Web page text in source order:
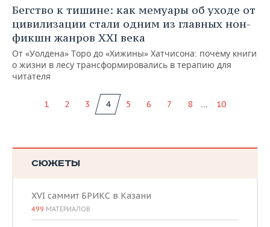
Бегство к тишине: как мемуары об уходе от
цивилизации стали одним из главных нон-
фикшн жанров XXI века
От «Уолдена» Торо до «Хижины» Хатчисона: почему книги
о жизни в лесу трансформировались в терапию для
читателя
1 2 3 4 5 6 7 8 ... 10
СЮЖЕТЫ
XVI саммит БРИКС в Казани
499 МАТЕРИАЛОВ